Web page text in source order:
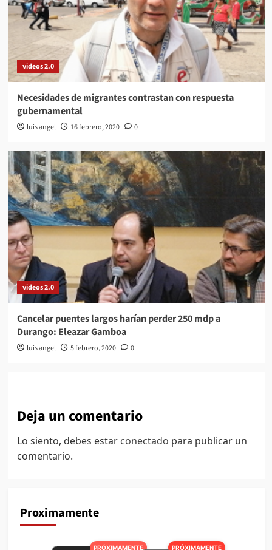
videos 2.0
Necesidades de migrantes contrastan con respuesta
gubernamental
luis angel 16 febrero, 2020 0
videos 2.0
Cancelar puentes largos harían perder 250 mdp a
Durango: Eleazar Gamboa
luis angel 5 febrero, 2020 0
Deja un comentario
Lo siento, debes estar conectado para publicar un
comentario.
Proximamente
PRÓXIMAMENTE PRÓXIMAMENTE